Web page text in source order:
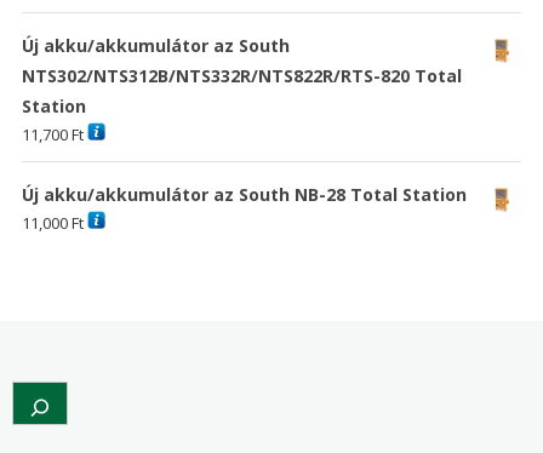
Új akku/akkumulátor az South
NTS302/NTS312B/NTS332R/NTS822R/RTS-820 Total
Station
11,700Ft
Új akku/akkumulátor az South NB-28 Total Station
11,000Ft
Search